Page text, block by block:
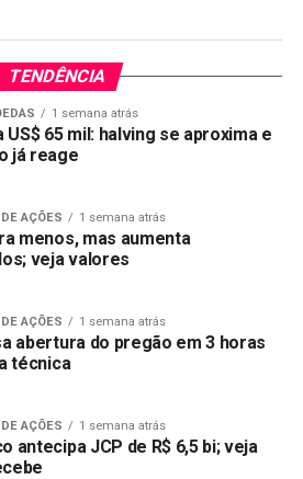
TENDÊNCIA
1 semana atrás
US$ 65 mil: halving se aproxima e
já reage
AÇÕES 1 semana atrás
menos, mas aumenta
veja valores
AÇÕES 1 semana atrás
abertura do pregão em 3 horas
técnica
AÇÕES 1 semana atrás
antecipa JCP de R$ 6,5 bi; veja